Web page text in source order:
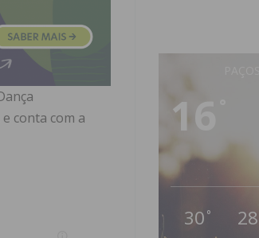
conta com a
16
30 ° 28